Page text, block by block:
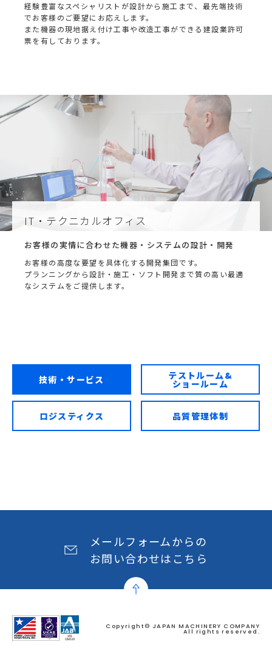
経験豊富なスペシャリストが設計から施工まで、最先端技術
でお客様のご要望にお応えします。
また機器の現地据え付け工事や改造工事ができる建設業許可
票を有しております。
IT・テクニカルオフィス
お客様の実情に合わせた機器・システムの設計・開発
お客様の高度な要望を具体化する開発集団です。
プランニングから設計・施工・ソフト開発まで質の高い最適
なシステムをご提供します。
技術・サービス テストルーム&
ショールーム
ロジスティクス 品質管理体制
メールフォームからの
お問い合わせはこちら
Copyright© JAPAN MACHINERY COMPANY
All rights reserved.